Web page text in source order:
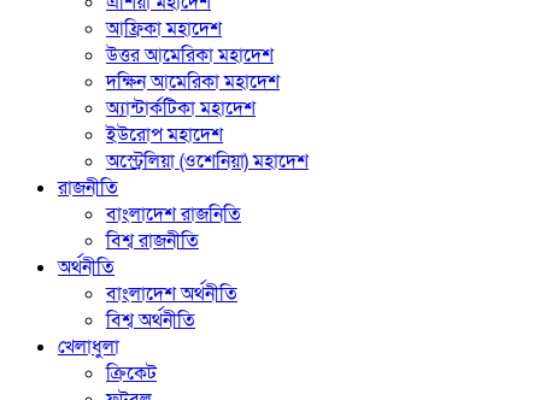
আফ্রিকা মহাদেশ
উত্তর আমেরিকা মহাদেশ
দক্ষিন আমেরিকা মহাদেশ
অ্যান্টার্কটিকা মহাদেশ
ইউরোপ মহাদেশ
অস্ট্রেলিয়া (ওশেনিয়া) মহাদেশ
রাজনীতি
বাংলাদেশ রাজনিতি
বিশ্ব রাজনীতি
অর্থনীতি
বাংলাদেশ অর্থনীতি
বিশ্ব অর্থনীতি
খেলাধুলা
ক্রিকেট